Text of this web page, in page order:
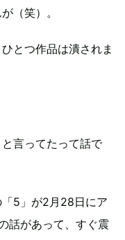
（笑）。
とつ作品は潰されま
言ってたって話で
5」が2月28日にア
話があって、すぐ震